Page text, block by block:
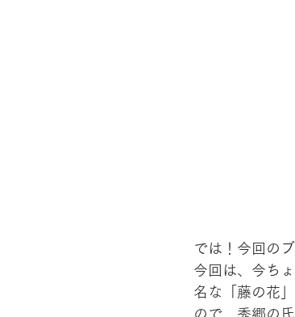
では！今回の
今回は、今ち
名な「藤の花
ので、秀郷の